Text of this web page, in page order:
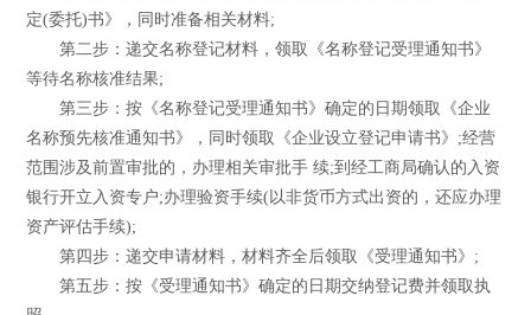
定(委托)书》，同时准备相关材料;
第二步：递交名称登记材料，领取《名称登记受理通知书》
等待名称核准结果;
第三步：按《名称登记受理通知书》确定的日期领取《企业
名称预先核准通知书》，同时领取《企业设立登记申请书》;经营
范围涉及前置审批的，办理相关审批手 续;到经工商局确认的入资
银行开立入资专户;办理验资手续(以非货币方式出资的，还应办理
资产评估手续);
第四步：递交申请材料，材料齐全后领取《受理通知书》;
第五步：按《受理通知书》确定的日期交纳登记费并领取执